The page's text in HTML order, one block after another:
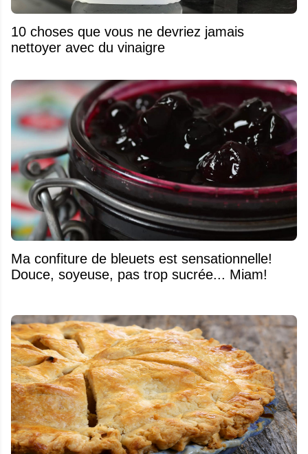
10 choses que vous ne devriez jamais
nettoyer avec du vinaigre
Ma confiture de bleuets est sensationnelle!
Douce, soyeuse, pas trop sucrée... Miam!